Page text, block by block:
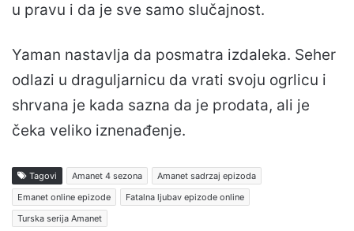
u pravu i da je sve samo slučajnost.
Yaman nastavlja da posmatra izdaleka. Seher
odlazi u draguljarnicu da vrati svoju ogrlicu i
shrvana je kada sazna da je prodata, ali je
čeka veliko iznenađenje.
Tagovi Amanet 4 sezona
Amanet sadrzaj epizoda
Emanet online epizode
Fatalna ljubav epizode online
Turska serija Amanet